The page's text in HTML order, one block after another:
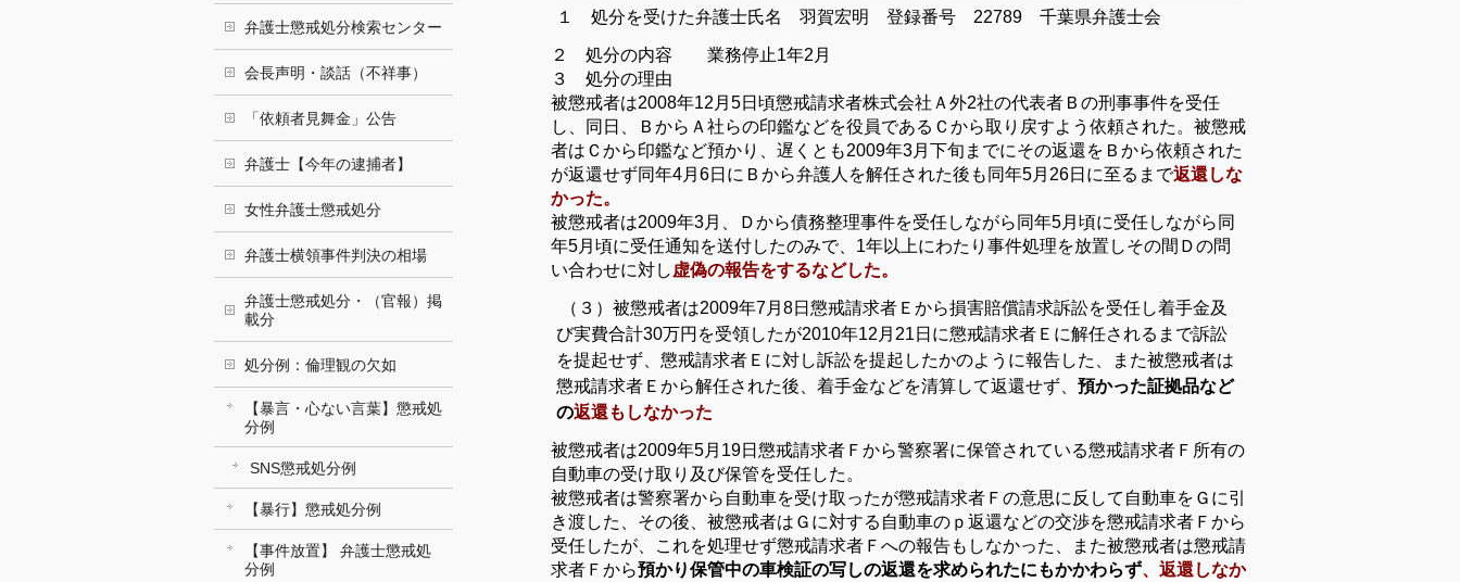
１ 処分を受けた弁護士氏名 羽賀宏明 登録番号 22789 千葉県弁護士会
２ 処分の内容 業務停止1年2 月
３ 処分の理由
（１）被懲戒者は2008年12 月 5日頃懲戒請求者株式会社Ａ外2社の代表者Ｂの刑事事件を受任
し、同日、ＢからＡ社らの印鑑などを役員であるＣから取り戻すよう依頼された。被懲戒
者はＣから印鑑など預かり、遅くとも2009年3月下旬までにその返還をＢから依頼された
が返還せず同年4月 6日にＢから弁護人を解任された後も同年5月 26日に至るまで返還しな
かった。
（２）被懲戒者は2009年3月、Ｄから債務整理事件を受任しながら同年5月頃に受任しながら同
年5月頃に受任通知を送付したのみで、 1年以上にわたり事件処理を放置しその間Ｄの問
い合わせに対し虚偽の報告をするなどした。
（３）被懲戒者は2009年7月 8日懲戒請求者Ｅから損害賠償請求訴訟を受任し着手金及
び実費合計30万円を受領したが2010年12 月 21 日に懲戒請求者Ｅに解任されるまで訴訟
を提起せず、懲戒請求者Ｅに対し訴訟を提起したかのように報告した、また被懲戒者は
懲戒請求者Ｅから解任された後、着手金などを清算して返還せず、 預かった証拠品など
の返還もしなかった
（４）被懲戒者は2009年5月 19日懲戒請求者Ｆから警察署に保管されている懲戒請求者Ｆ所有の
自動車の受け取り及び保管を受任した。
被懲戒者は警察署から自動車を受け取ったが懲戒請求者Ｆの意思に反して自動車をＧに引
き渡した、その後、被懲戒者はＧに対する自動車のｐ返還などの交渉を懲戒請求者Ｆから
受任したが、これを処理せず懲戒請求者Ｆへの報告もしなかった、また被懲戒者は懲戒請
求者Ｆから預かり保管中の車検証の写しの返還を求められたにもかかわらず、返還しなか
弁護士懲戒処分検索センター
会長声明・談話（不祥事）
「依頼者見舞金」公告
弁護士【今年の逮捕者】
女性弁護士懲戒処分
弁護士横領事件判決の相場
弁護士懲戒処分・（官報）掲
載分
処分例：倫理観の欠如
【暴言・心ない言葉】懲戒処
分例
SNS懲戒処分例
【暴行】懲戒処分例
【事件放置】 弁護士懲戒処
分例